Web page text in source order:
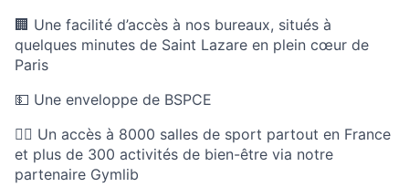
🏢 Une facilité d’accès à nos bureaux, situés à
quelques minutes de Saint Lazare en plein cœur de
Paris
💵 Une enveloppe de BSPCE
🏃‍♀️ Un accès à 8000 salles de sport partout en France
et plus de 300 activités de bien-être via notre
partenaire Gymlib